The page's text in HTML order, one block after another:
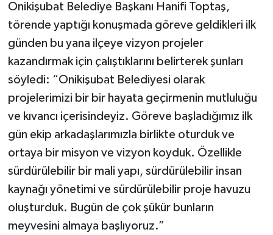
Onikişubat Belediye Başkanı Hanifi Toptaş,
törende yaptığı konuşmada göreve geldikleri ilk
günden bu yana ilçeye vizyon projeler
kazandırmak için çalıştıklarını belirterek şunları
söyledi: “Onikişubat Belediyesi olarak
projelerimizi bir bir hayata geçirmenin mutluluğu
ve kıvancı içerisindeyiz. Göreve başladığımız ilk
gün ekip arkadaşlarımızla birlikte oturduk ve
ortaya bir misyon ve vizyon koyduk. Özellikle
sürdürülebilir bir mali yapı, sürdürülebilir insan
kaynağı yönetimi ve sürdürülebilir proje havuzu
oluşturduk. Bugün de çok şükür bunların
meyvesini almaya başlıyoruz.”